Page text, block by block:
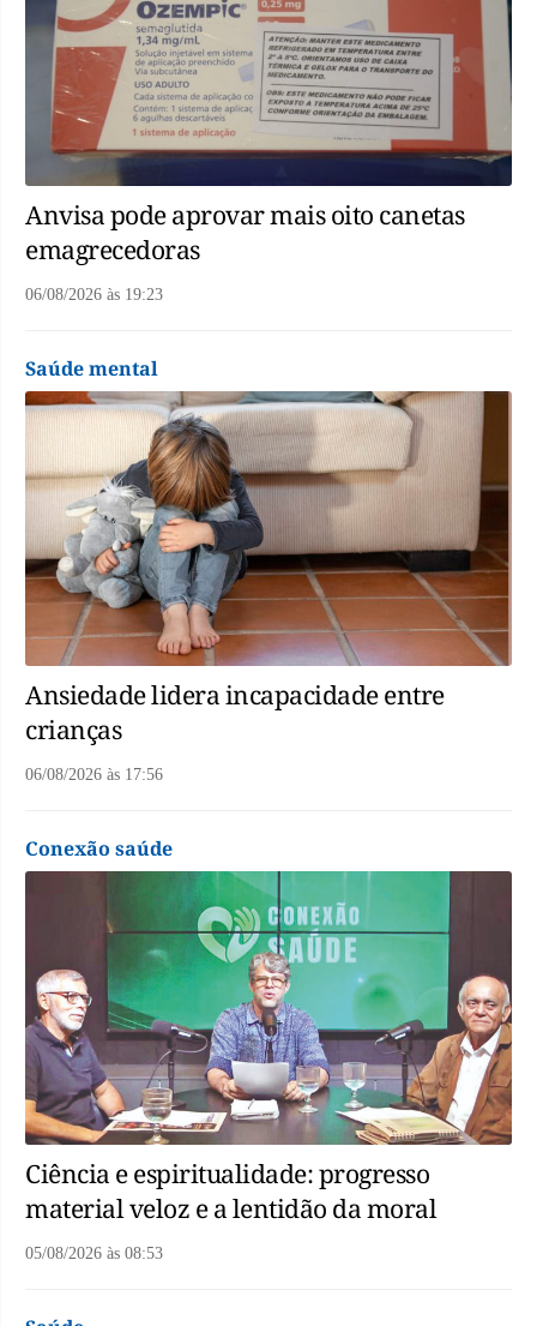
Anvisa pode aprovar mais oito canetas
emagrecedoras
06/08/2026 às 19:23
Saúde mental
Ansiedade lidera incapacidade entre
crianças
06/08/2026 às 17:56
Conexão saúde
Ciência e espiritualidade: progresso
material veloz e a lentidão da moral
05/08/2026 às 08:53